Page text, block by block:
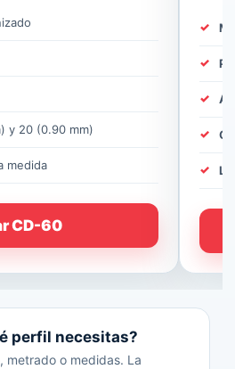
y 20 (0.90 mm)
medida
CD-60
perfil necesitas?
metrado o medidas. La